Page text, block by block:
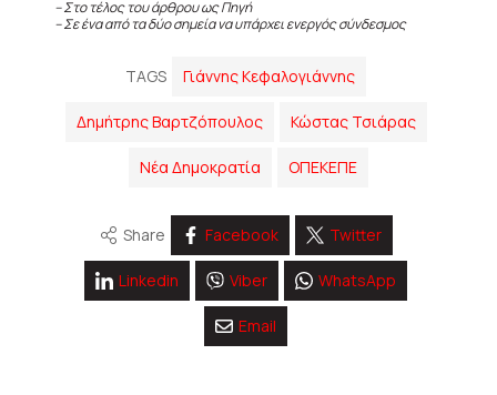
– Στο τέλος του άρθρου ως Πηγή
– Σε ένα από τα δύο σημεία να υπάρχει ενεργός σύνδεσμος
TAGS Γιάννης Κεφαλογιάννης
Δημήτρης Βαρτζόπουλος Κώστας Τσιάρας
Νέα Δημοκρατία ΟΠΕΚΕΠΕ
Share Facebook Twitter
Linkedin Viber WhatsApp
Email